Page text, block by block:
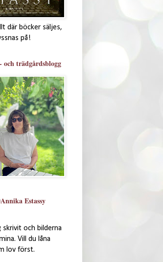
där böcker säljes,
på!
trädgårdsblogg
Estassy
skrivit och bilderna
Vill du låna
lov först.